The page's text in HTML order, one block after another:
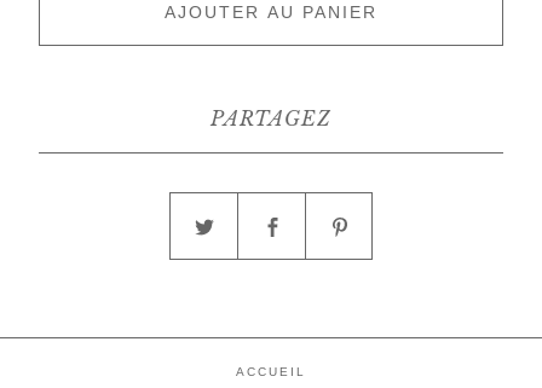
AJOUTER AU PANIER
PARTAGEZ
ACCUEIL